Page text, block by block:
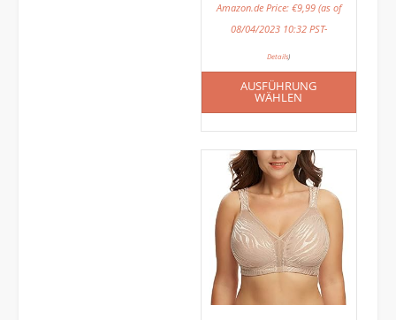
Amazon.de Price: €9,99(as of
08/04/2023 10:32 PST-
Details)
AUSFÜHRUNG
WÄHLEN